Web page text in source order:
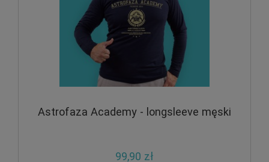
Astrofaza Academy - longsleeve męski
99,90 zł